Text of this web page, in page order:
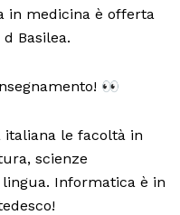
in medicina è offerta
Basilea.
👀
italiana le facoltà in
scienze
Informatica è in